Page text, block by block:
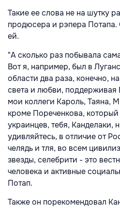
Такие ее слова не на шутку
продюсера и рэпера Потапа.
ей.
"А сколько раз побывала
Вот я, например, был в
области два раза, конечно,
света и любви, поддерживая
мои коллеги Кароль, Таяна,
кроме Пореченкова, который
украинцев, тебя, Канделаки,
удивляйтесь, в отличие от
челядь и тля, во всем
звезды, селебрити - это
человека и активные
Потап.
Также он порекомендовал